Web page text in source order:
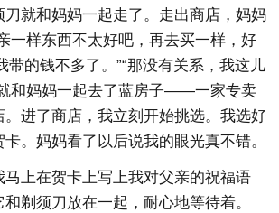
就和妈妈一起走了。走出商店，妈妈
一样东西不太好吧，再去买一样，好
带的钱不多了。”“那没有关系，我这儿
和妈妈一起去了蓝房子——一家专卖
进了商店，我立刻开始挑选。我选好
。妈妈看了以后说我的眼光真不错。
马上在贺卡上写上我对父亲的祝福语
剃须刀放在一起，耐心地等待着。